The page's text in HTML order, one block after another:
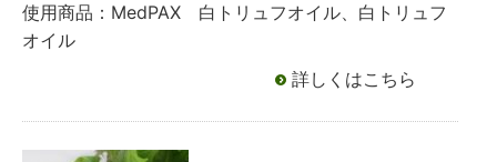
使用商品：MedPAX 白トリュフオイル、白トリュフ
オイル
詳しくはこちら